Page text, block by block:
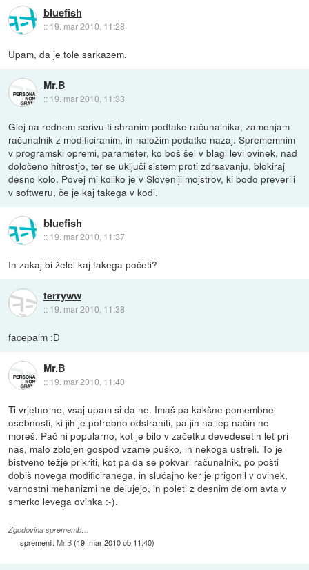
bluefish
:: 19. mar 2010, 11:28
Upam, da je tole sarkazem.
Mr.B
:: 19. mar 2010, 11:33
Glej na rednem serivu ti shranim podtake računalnika, zamenjam
računalnik z modificiranim, in naložim podatke nazaj. Sprememnim
v programski opremi, parameter, ko boš šel v blagi levi ovinek, nad
določeno hitrostjo, ter se uključi sistem proti zdrsavanju, blokiraj
desno kolo. Povej mi koliko je v Sloveniji mojstrov, ki bodo preverili
v softweru, če je kaj takega v kodi.
bluefish
:: 19. mar 2010, 11:37
In zakaj bi želel kaj takega početi?
terryww
:: 19. mar 2010, 11:38
facepalm :D
Mr.B
:: 19. mar 2010, 11:40
Ti vrjetno ne, vsaj upam si da ne. Imaš pa kakšne pomembne
osebnosti, ki jih je potrebno odstraniti, pa jih na lep način ne
moreš. Pač ni popularno, kot je bilo v začetku devedesetih let pri
nas, malo zblojen gospod vzame puško, in nekoga ustreli. To je
bistveno težje prikriti, kot pa da se pokvari računalnik, po pošti
dobiš novega modificiranega, in slučajno ker je prigonil v ovinek,
varnostni mehanizmi ne delujejo, in poleti z desnim delom avta v
smerko levega ovinka :-).
Zgodovina sprememb…
spremenil:Mr.B(19. mar 2010 ob 11:40)